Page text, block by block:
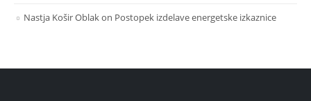
Nastja Košir Oblakon Postopek izdelave energetske izkaznice